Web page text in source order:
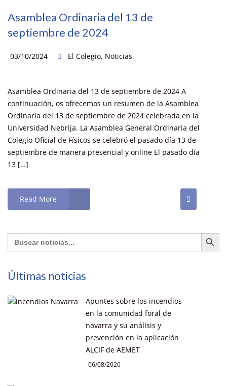
Asamblea Ordinaria del 13 de
septiembre de 2024
03/10/2024 El Colegio, Noticias
Asamblea Ordinaria del 13 de septiembre de 2024 A
continuación, os ofrecemos un resumen de la Asamblea
Ordinaria del 13 de septiembre de 2024 celebrada en la
Universidad Nebrija. La Asamblea General Ordinaria del
Colegio Oficial de Físicos se celebró el pasado día 13 de
septiembre de manera presencial y online El pasado día
13 […]
Read More
Buscar: Botón de
Últimas noticias
Apuntes sobre los incendios
en la comunidad foral de
navarra y su análisis y
prevención en la aplicación
ALCIF de AEMET
06/08/2026